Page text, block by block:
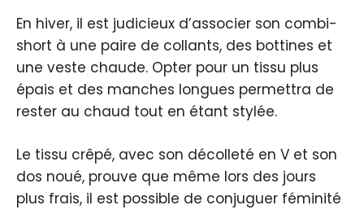
En hiver, il est judicieux d’associer son combi-
short à une paire de collants, des bottines et
une veste chaude. Opter pour un tissu plus
épais et des manches longues permettra de
rester au chaud tout en étant stylée.
Le tissu crêpé, avec son décolleté en V et son
dos noué, prouve que même lors des jours
plus frais, il est possible de conjuguer féminité